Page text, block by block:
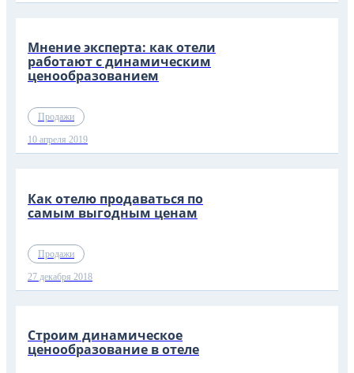
Мнение эксперта: как отели
работают с динамическим
ценообразованием
Продажи
10 апреля 2019
Как отелю продаваться по
самым выгодным ценам
Продажи
27 декабря 2018
Строим динамическое
ценообразование в отеле